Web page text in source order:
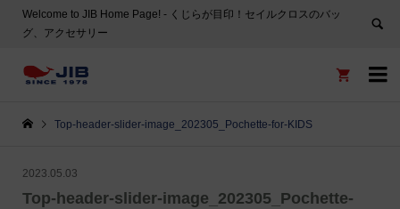
Welcome to JIB Home Page! ‐ くじらが目印！セイルクロスのバッ
グ、アクセサリー


Top-header-slider-image_202305_Pochette-for-KIDS
2023.05.03
Top-header-slider-image_202305_Pochette-